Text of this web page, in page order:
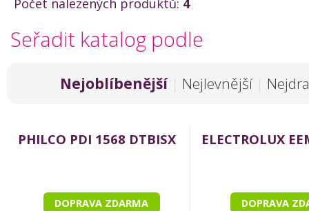
Počet nalezených produktů: 4
Seřadit katalog podle
Nejoblíbenější | Nejlevnější |
PHILCO PDI 1568 DTBISX
DOPRAVA ZDARMA
ELECTROLUX
DOPRAVA